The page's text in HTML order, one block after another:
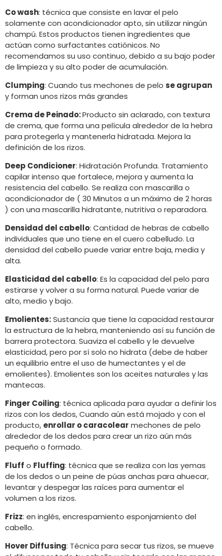
Co wash: técnica que consiste en lavar el pelo
solamente con acondicionador apto, sin utilizar ningún
champú. Estos productos tienen ingredientes que
actúan como surfactantes catiónicos. No
recomendamos su uso continuo, debido a su bajo poder
de limpieza y su alto poder de acumulación.
Clumping: Cuando tus mechones de pelo se agrupan
y forman unos rizos más grandes
Crema de Peinado:Producto sin aclarado, con textura
de crema, que forma una película alrededor de la hebra
para protegerla y mantenerla hidratada. Mejora la
definición de los rizos.
Deep Condicioner: Hidratación Profunda. Tratamiento
capilar intenso que fortalece, mejora y aumenta la
resistencia del cabello. Se realiza con mascarilla o
acondicionador de ( 30 Minutos a un máximo de 2 horas
) con una mascarilla hidratante, nutritiva o reparadora.
Densidad del cabello: Cantidad de hebras de cabello
individuales que uno tiene en el cuero cabelludo. La
densidad del cabello puede variar entre baja, media y
alta.
Elasticidad del cabello: Es la capacidad del pelo para
estirarse y volver a su forma natural. Puede variar de
alto, medio y bajo.
Emolientes:Sustancia que tiene la capacidad restaurar
la estructura de la hebra, manteniendo así su función de
barrera protectora. Suaviza el cabello y le devuelve
elasticidad, pero por sí solo no hidrata (debe de haber
un equilibrio entre el uso de humectantes y el de
emolientes). Emolientes son los aceites naturales y las
mantecas.
Finger Coiling: técnica aplicada para ayudar a definir los
rizos con los dedos, Cuando aún está mojado y con el
producto, enrollar o caracolear mechones de pelo
alrededor de los dedos para crear un rizo aún más
pequeño o formado.
Fluff o Fluffing: técnica que se realiza con las yemas
de los dedos o un peine de púas anchas para ahuecar,
levantar y despegar las raíces para aumentar el
volumen a los rizos.
Frizz: en inglés, encrespamiento esponjamiento del
cabello.
Hover Diffusing: Técnica para secar tus rizos, se mueve